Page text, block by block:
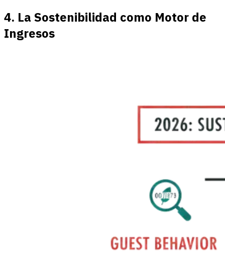
4. La Sostenibilidad como Motor de
Ingresos